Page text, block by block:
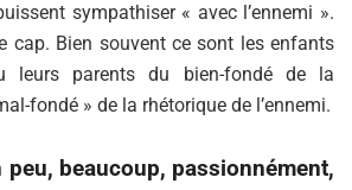
sympathiser « avec l’ennemi ».
cap. Bien souvent ce sont les enfants
leurs parents du bien-fondé de la
fondé » de la rhétorique de l’ennemi.
beaucoup, passionnément,